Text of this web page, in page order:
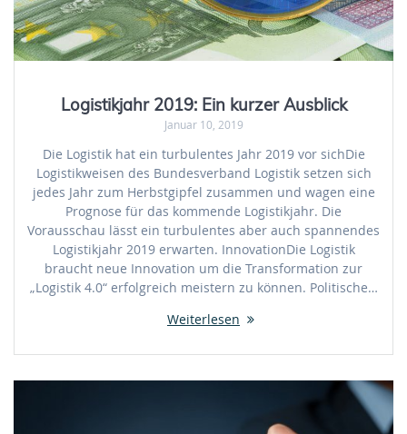
Logistikjahr 2019: Ein kurzer Ausblick
Januar 10, 2019
Die Logistik hat ein turbulentes Jahr 2019 vor sichDie
Logistikweisen des Bundesverband Logistik setzen sich
jedes Jahr zum Herbstgipfel zusammen und wagen eine
Prognose für das kommende Logistikjahr. Die
Vorausschau lässt ein turbulentes aber auch spannendes
Logistikjahr 2019 erwarten. InnovationDie Logistik
braucht neue Innovation um die Transformation zur
„Logistik 4.0“ erfolgreich meistern zu können. Politische…
Weiterlesen